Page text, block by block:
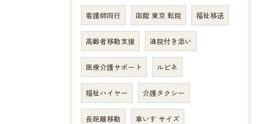
看護師同行 函館 東京 転院 福祉移送
高齢者移動支援 通院付き添い
医療介護サポート ルピネ
福祉ハイヤー 介護タクシー
長距離移動 車いす サイズ